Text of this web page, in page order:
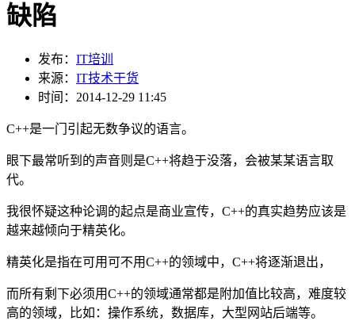
缺陷
发布： IT培训
来源： IT技术干货
时间：2014-12-29 11:45
C++是一门引起无数争议的语言。
眼下最常听到的声音则是C++将趋于没落，会被某某语言取
代。
我很怀疑这种论调的起点是商业宣传，C++的真实趋势应该是
越来越倾向于精英化。
精英化是指在可用可不用C++的领域中，C++将逐渐退出，
而所有剩下必须用C++的领域通常都是附加值比较高，难度较
高的领域，比如：操作系统，数据库，大型网站后端等。